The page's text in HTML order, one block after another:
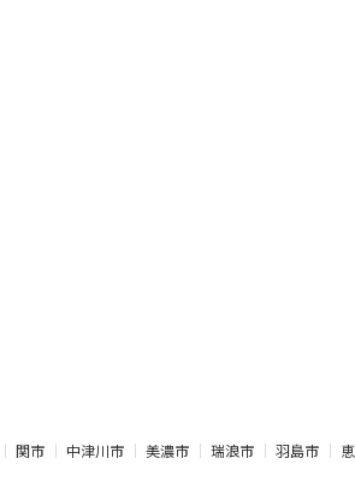
関市 中津川市 美濃市 瑞浪市 羽島市